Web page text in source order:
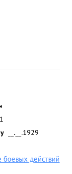
__.__.1929
боевых действий